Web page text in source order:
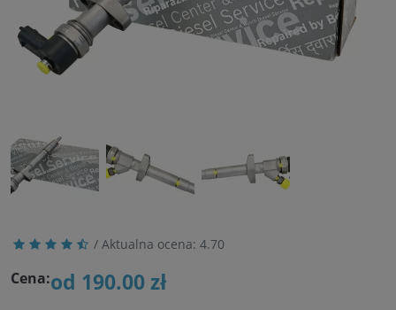
/ Aktualna ocena: 4.70
Cena:od 190.00 zł